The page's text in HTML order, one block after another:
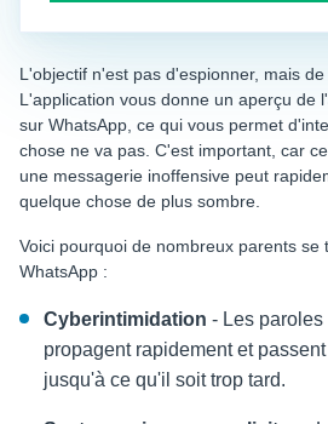
L'objectif n'est pas d'espionner, mais de
L'application vous donne un aperçu de
sur WhatsApp, ce qui vous permet
chose ne va pas. C'est important, car
une messagerie inoffensive peut
quelque chose de plus sombre.
Voici pourquoi de nombreux parents
WhatsApp :
Cyberintimidation - Les
propagent rapidement et
jusqu'à ce qu'il soit trop tard.